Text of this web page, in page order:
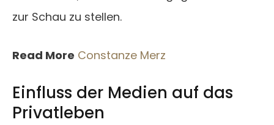
zur Schau zu stellen.
Read More Constanze Merz
Einfluss der Medien auf das
Privatleben